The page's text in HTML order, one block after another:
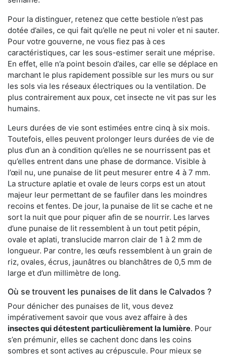
Pour la distinguer, retenez que cette bestiole n’est pas
dotée d’ailes, ce qui fait qu’elle ne peut ni voler et ni sauter.
Pour votre gouverne, ne vous fiez pas à ces
caractéristiques, car les sous-estimer serait une méprise.
En effet, elle n’a point besoin d’ailes, car elle se déplace en
marchant le plus rapidement possible sur les murs ou sur
les sols via les réseaux électriques ou la ventilation. De
plus contrairement aux poux, cet insecte ne vit pas sur les
humains.
Leurs durées de vie sont estimées entre cinq à six mois.
Toutefois, elles peuvent prolonger leurs durées de vie de
plus d’un an à condition qu’elles ne se nourrissent pas et
qu’elles entrent dans une phase de dormance. Visible à
l’œil nu, une punaise de lit peut mesurer entre 4 à 7 mm.
La structure aplatie et ovale de leurs corps est un atout
majeur leur permettant de se faufiler dans les moindres
recoins et fentes. De jour, la punaise de lit se cache et ne
sort la nuit que pour piquer afin de se nourrir. Les larves
d’une punaise de lit ressemblent à un tout petit pépin,
ovale et aplati, translucide marron clair de 1 à 2 mm de
longueur. Par contre, les œufs ressemblent à un grain de
riz, ovales, écrus, jaunâtres ou blanchâtres de 0,5 mm de
large et d’un millimètre de long.
Où se trouvent les punaises de lit dans le Calvados ?
Pour dénicher des punaises de lit, vous devez
impérativement savoir que vous avez affaire à des
insectes qui détestent particulièrement la lumière. Pour
s’en prémunir, elles se cachent donc dans les coins
sombres et sont actives au crépuscule. Pour mieux se